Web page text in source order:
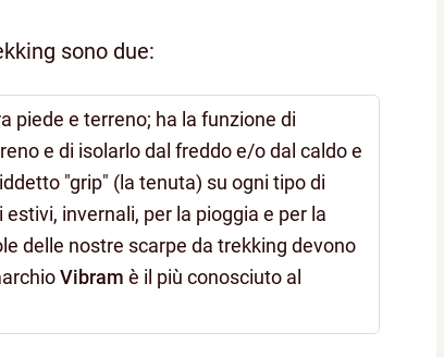
sono due:
piede e terreno; ha la funzione di
e di isolarlo dal freddo e/o dal caldo e
"grip" (la tenuta) su ogni tipo di
invernali, per la pioggia e per la
delle nostre scarpe da trekking devono
Vibram è il più conosciuto al